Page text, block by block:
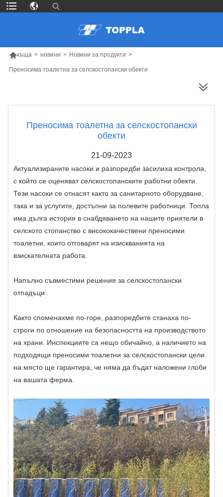
къща > новини > Новини за продукти >
Преносима тоалетна за селскостопански обекти
Преносима тоалетна за селскостопански
обекти
21-09-2023
Актуализираните насоки и разпоредби засилиха контрола,
с който се оценяват селскостопанските работни обекти.
Тези насоки се отнасят както за санитарното оборудване,
така и за услугите, достъпни за полевите работници. Топла
има дълга история в снабдяването на нашите приятели в
селското стопанство с висококачествени преносими
тоалетни, които отговарят на изискванията на
взискателната работа.
Напълно съвместими решения за селскостопански
отпадъци
Както споменахме по-горе, разпоредбите станаха по-
строги по отношение на безопасността на производството
на храни. Инспекциите са нещо обичайно, а наличието на
подходящи преносими тоалетни за селскостопански цели
на място ще гарантира, че няма да бъдат наложени глоби
на вашата ферма.